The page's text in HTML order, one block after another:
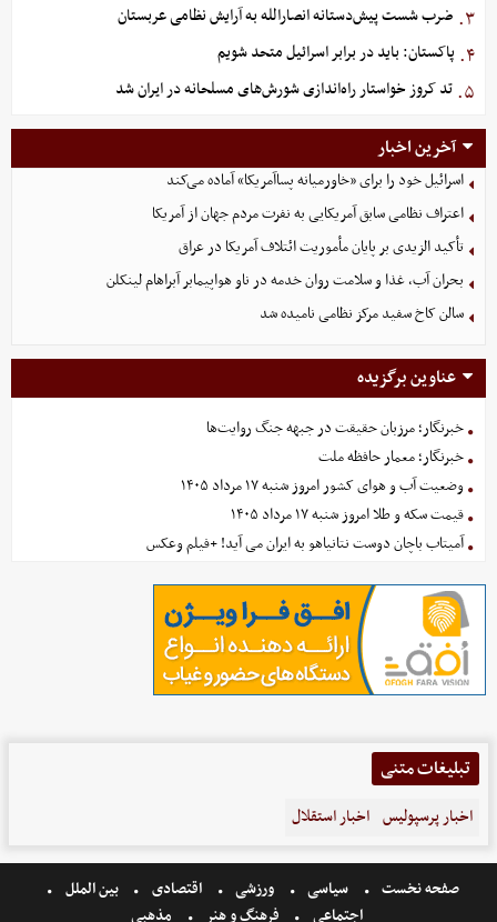
۳. ضرب شست پیش‌دستانه انصارالله به آرایش نظامی عربستان
۴. پاکستان: باید در برابر اسرائیل متحد شویم
۵. تد کروز خواستار راه‌اندازی شورش‌های مسلحانه در ایران شد
آخرین اخبار
اسرائیل خود را برای «خاورمیانه پساآمریکا» آماده می‌کند
اعتراف نظامی سابق آمریکایی به نفرت مردم جهان از آمریکا
تأکید الزیدی بر پایان مأموریت ائتلاف آمریکا در عراق
بحران آب، غذا و سلامت روان خدمه در ناو هواپیمابر آبراهام لینکلن
سالن کاخ سفید مرکز نظامی نامیده شد
عناوین برگزیده
خبرنگار؛ مرزبان حقیقت در جبهه جنگ روایت‌ها
خبرنگار؛ معمار حافظه ملت
وضعیت آب و هوای کشور امروز شنبه ۱۷ مرداد ۱۴۰۵
قیمت سکه و طلا امروز شنبه ۱۷ مرداد ۱۴۰۵
آمیتاب باچان دوست نتانیاهو به ایران می آید! +فیلم وعکس
تبلیغات متنی
اخبار پرسپولیس اخبار استقلال
صفحه نخست سیاسی ورزشی اقتصادی
بین الملل
اجتماعی
فرهنگ و هنر مذهبی